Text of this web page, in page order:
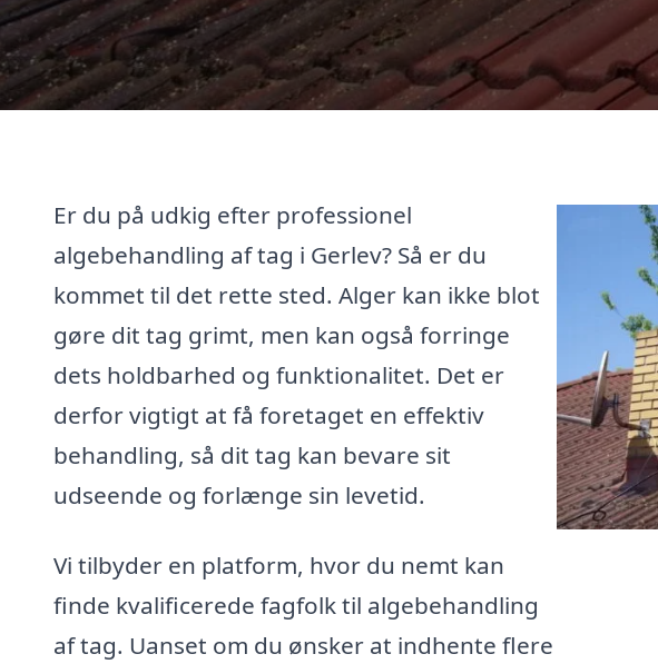
Er du på udkig efter professionel
algebehandling af tag i Gerlev? Så er du
kommet til det rette sted. Alger kan ikke blot
gøre dit tag grimt, men kan også forringe
dets holdbarhed og funktionalitet. Det er
derfor vigtigt at få foretaget en effektiv
behandling, så dit tag kan bevare sit
udseende og forlænge sin levetid.
Vi tilbyder en platform, hvor du nemt kan
finde kvalificerede fagfolk til algebehandling
af tag. Uanset om du ønsker at indhente flere